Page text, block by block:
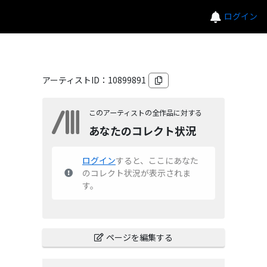
ログイン
アーティストID： 10899891
このアーティストの全作品に対する
あなたのコレクト状況
ログインすると、ここにあなた
のコレクト状況が表示されま
す。
ページを編集する